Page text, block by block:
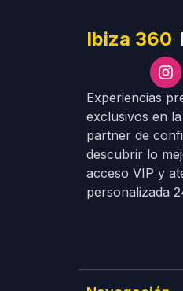
Ibiza 360
Experiencias
exclusivos en
partner de
descubrir lo
acceso VIP y
personalizada